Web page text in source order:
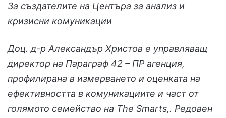
За създателите на Центъра за анализ и
кризисни комуникации
Доц. д-р Александър Христов е управляващ
директор на Параграф 42 – ПР агенция,
профилирана в измерването и оценката на
ефективността в комуникациите и част от
голямото семейство на The Smarts,. Редовен